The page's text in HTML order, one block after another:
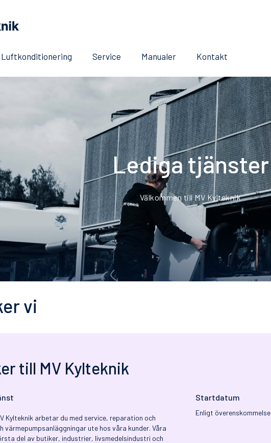
Luftkonditionering Service Manualer Kontakt
Lediga tjänster
Välkommen till MV Kylteknik
vi
till MV Kylteknik
Kylteknik arbetar du med service, reparation och
värmepumpsanläggningar ute hos våra kunder. Våra
del av butiker, industrier, livsmedelsindustri och
Startdatum
Enligt överenskommelse